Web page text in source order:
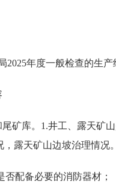
2025年度一般检查的生
尾矿库。1.井工、露天
，露天矿山边坡治理情况
否配备必要的消防器材；